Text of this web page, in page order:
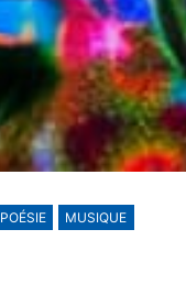
POÉSIE MUSIQUE